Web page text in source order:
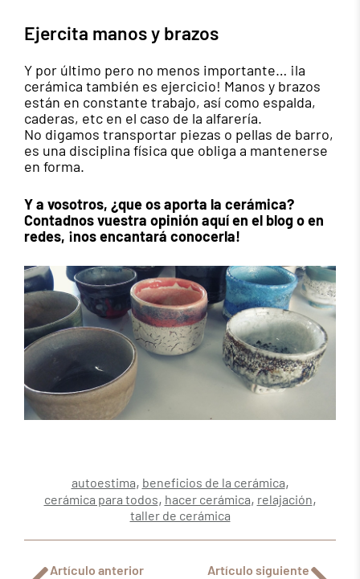
Ejercita manos y brazos
Y por último pero no menos importante… ¡la
cerámica también es ejercicio! Manos y brazos
están en constante trabajo, así como espalda,
caderas, etc en el caso de la alfarería.
No digamos transportar piezas o pellas de barro,
es una disciplina física que obliga a mantenerse
en forma.
Y a vosotros, ¿que os aporta la cerámica?
Contadnos vuestra opinión aquí en el blog o en
redes, ¡nos encantará conocerla!
autoestima, beneficios de la cerámica,
cerámica para todos, hacer cerámica, relajación,
taller de cerámica
Artículo anterior
Artículo siguiente